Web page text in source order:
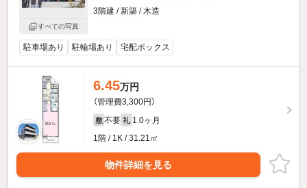
すべての写真
3階建 / 新築 / 木造
駐車場あり 駐輪場あり 宅配ボックス
6.45万円
（管理費3,300円）
敷 不要 礼 1.0ヶ月
1階 / 1K / 31.21㎡
物件詳細を見る